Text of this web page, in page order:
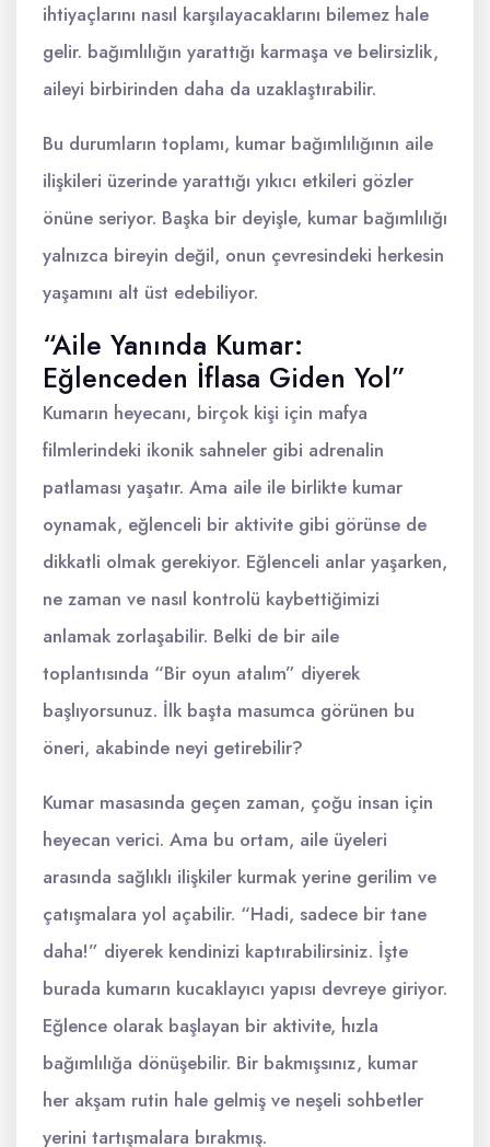
ihtiyaçlarını nasıl karşılayacaklarını bilemez hale
gelir. bağımlılığın yarattığı karmaşa ve belirsizlik,
aileyi birbirinden daha da uzaklaştırabilir.
Bu durumların toplamı, kumar bağımlılığının aile
ilişkileri üzerinde yarattığı yıkıcı etkileri gözler
önüne seriyor. Başka bir deyişle, kumar bağımlılığı
yalnızca bireyin değil, onun çevresindeki herkesin
yaşamını alt üst edebiliyor.
“Aile Yanında Kumar:
Eğlenceden İflasa Giden Yol”
Kumarın heyecanı, birçok kişi için mafya
filmlerindeki ikonik sahneler gibi adrenalin
patlaması yaşatır. Ama aile ile birlikte kumar
oynamak, eğlenceli bir aktivite gibi görünse de
dikkatli olmak gerekiyor. Eğlenceli anlar yaşarken,
ne zaman ve nasıl kontrolü kaybettiğimizi
anlamak zorlaşabilir. Belki de bir aile
toplantısında “Bir oyun atalım” diyerek
başlıyorsunuz. İlk başta masumca görünen bu
öneri, akabinde neyi getirebilir?
Kumar masasında geçen zaman, çoğu insan için
heyecan verici. Ama bu ortam, aile üyeleri
arasında sağlıklı ilişkiler kurmak yerine gerilim ve
çatışmalara yol açabilir. “Hadi, sadece bir tane
daha!” diyerek kendinizi kaptırabilirsiniz. İşte
burada kumarın kucaklayıcı yapısı devreye giriyor.
Eğlence olarak başlayan bir aktivite, hızla
bağımlılığa dönüşebilir. Bir bakmışsınız, kumar
her akşam rutin hale gelmiş ve neşeli sohbetler
yerini tartışmalara bırakmış.